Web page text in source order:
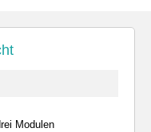
Modulen